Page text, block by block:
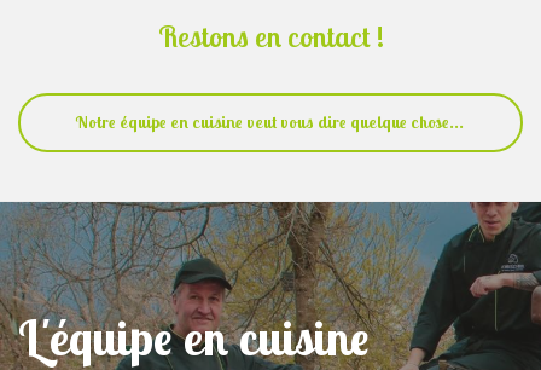
Restons en contact !
Notre équipe en cuisine veut vous dire quelque chose...
L'équipe en cuisine